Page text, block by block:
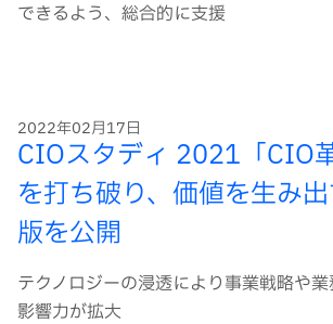
できるよう、総合的に支援
2022年02月17日
CIOスタディ 2021「CIO
を打ち破り、価値を生み
版を公開
テクノロジーの浸透により事業戦略や
影響力が拡大